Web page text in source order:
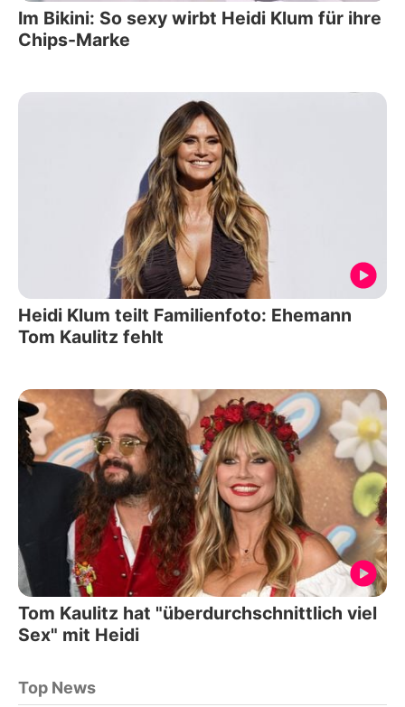
Im Bikini: So sexy wirbt Heidi Klum für ihre
Chips-Marke
Heidi Klum teilt Familienfoto: Ehemann
Tom Kaulitz fehlt
Tom Kaulitz hat "überdurchschnittlich viel
Sex" mit Heidi
Top News